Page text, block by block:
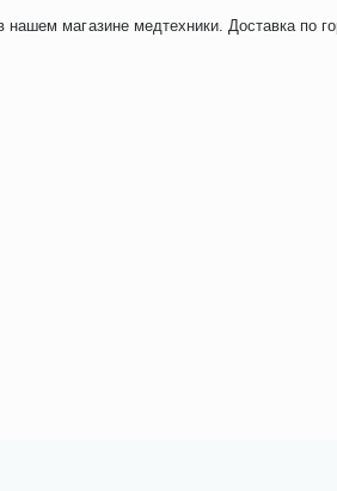
нашем магазине медтехники. Доставка по